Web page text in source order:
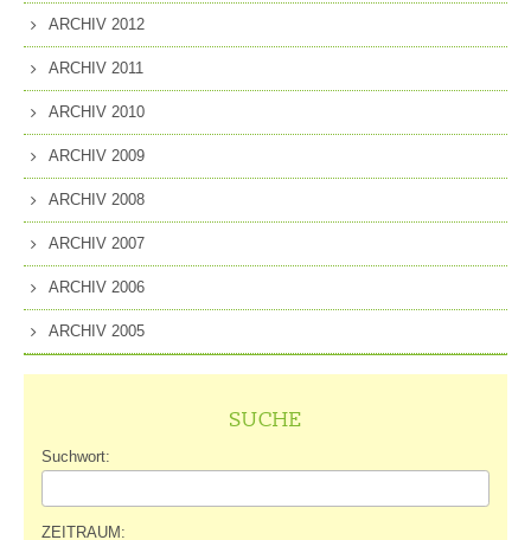
ARCHIV 2012
ARCHIV 2011
ARCHIV 2010
ARCHIV 2009
ARCHIV 2008
ARCHIV 2007
ARCHIV 2006
ARCHIV 2005
SUCHE
Suchwort:
ZEITRAUM: